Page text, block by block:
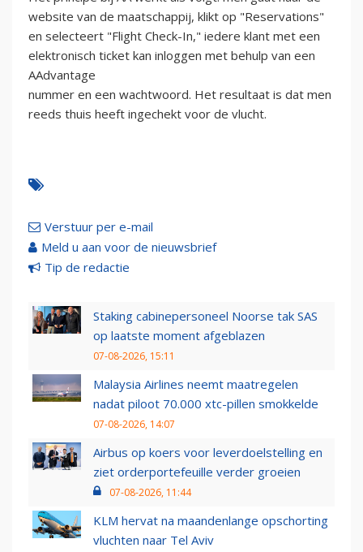
website van de maatschappij, klikt op "Reservations"
en selecteert "Flight Check-In," iedere klant met een
elektronisch ticket kan inloggen met behulp van een
AAdvantage
nummer en een wachtwoord. Het resultaat is dat men
reeds thuis heeft ingechekt voor de vlucht.
Verstuur per e-mail
Meld u aan voor de nieuwsbrief
Tip de redactie
Staking cabinepersoneel Noorse tak SAS
op laatste moment afgeblazen
07-08-2026, 15:11
Malaysia Airlines neemt maatregelen
nadat piloot 70.000 xtc-pillen smokkelde
07-08-2026, 14:07
Airbus op koers voor leverdoelstelling en
ziet orderportefeuille verder groeien
07-08-2026, 11:44
KLM hervat na maandenlange opschorting
vluchten naar Tel Aviv